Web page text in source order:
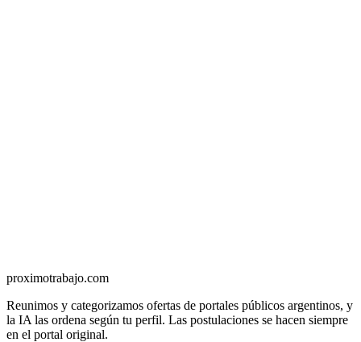
proximotrabajo.com
Reunimos y categorizamos ofertas de portales públicos argentinos, y
la IA las ordena según tu perfil. Las postulaciones se hacen siempre
en el portal original.